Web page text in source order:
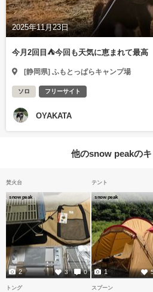
2025年11月23日
今月2回目⛺️今回も天気に恵まれて最高
[静岡県] ふもとっぱらキャンプ場
ソロ フリーサイト
OYAKATA
他のsnow peakの
焚火台
snow peak
3 0
2
テント
snow peak
1
トング スプーン